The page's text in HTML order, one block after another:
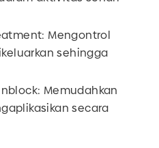
Mengontrol
sehingga
Memudahkan
secara